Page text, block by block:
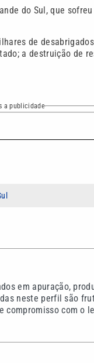
do Sul, que
de
a destruição de
a publicidade
em apuração,
neste perfil são
compromisso com o